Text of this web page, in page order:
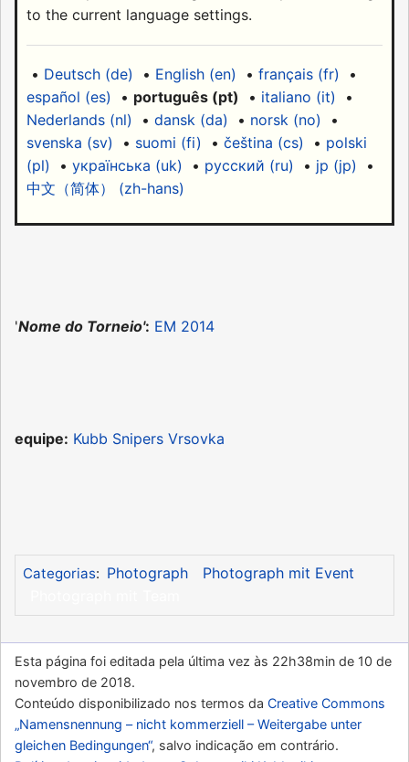
to the current language settings.
• Deutsch (de) • English (en) • français (fr) •
español (es) • português (pt) • italiano (it) •
Nederlands (nl) • dansk (da) • norsk (no) •
svenska (sv) • suomi (fi) • čeština (cs) • polski
(pl) • українська (uk) • русский (ru) • jp (jp) •
中文（简体）‎ (zh-hans)
'Nome do Torneio': EM 2014
equipe: Kubb Snipers Vrsovka
Categorias: Photograph
Photograph mit Event
Esta página foi editada pela última vez às 22h38min de 10 de
novembro de 2018.
Conteúdo disponibilizado nos termos da Creative Commons
„Namensnennung – nicht kommerziell – Weitergabe unter
gleichen Bedingungen“, salvo indicação em contrário.